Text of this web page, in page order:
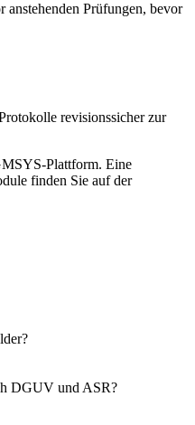
Prüfungen, bevor
revisionssicher zur
Plattform. Eine
finden Sie auf der
DGUV und ASR?